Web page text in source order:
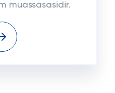
muassasasidir.